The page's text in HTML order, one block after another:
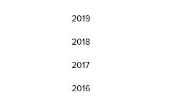
2019
2018
2017
2016